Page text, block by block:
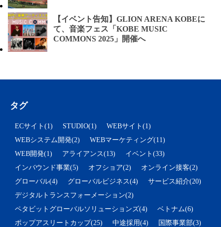
【イベント告知】GLION ARENA KOBEに
て、音楽フェス「KOBE MUSIC
COMMONS 2025」開催へ
タグ
ECサイト(1) STUDIO(1)
WEBサイト(1)
WEBシステム開発(2)
WEBマーケティング(11)
WEB開発(1)
アライアンス(13)
イベント(33)
インバウンド事業(5)
オフショア(2)
オンライン接客(2)
グローバル(4)
グローバルビジネス(4)
サービス紹介(20)
デジタルトランスフォーメーション(2)
ペタビットグローバルソリューションズ(4)
ベトナム(6)
ポップアスリートカップ(25)
中途採用(4)
国際事業部(3)